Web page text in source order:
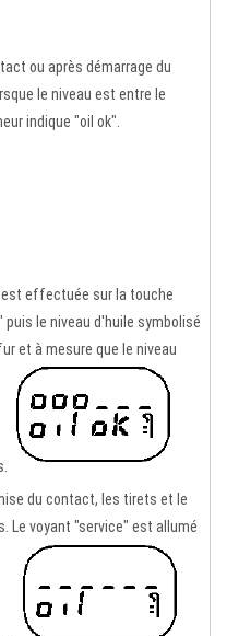
ou après démarrage du
le niveau est entre le
indique "oil ok".
effectuée sur la touche
le niveau d'huile symbolisé
et à mesure que le niveau
du contact, les tirets et le
Le voyant "service" est allumé